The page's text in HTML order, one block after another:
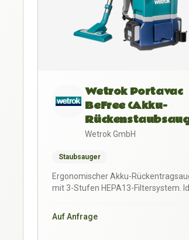
Wetrok Portavac
BeFree (Akku-
Wetrok GmbH
Staubsauger
Ergonomischer Akku-
mit 3-Stufen HEPA13-Filtersystem.
Auf Anfrage